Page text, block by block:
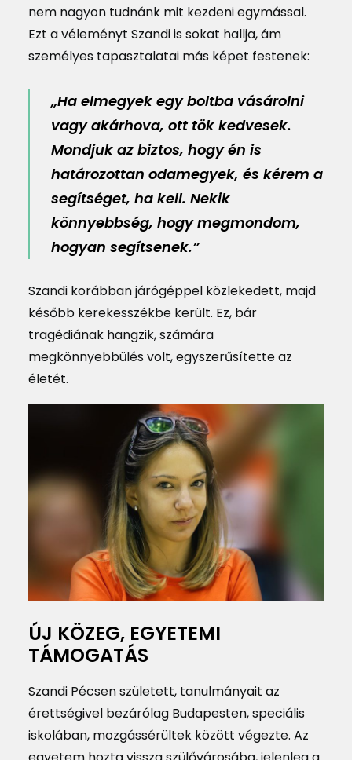
nem nagyon tudnánk mit kezdeni egymással.
Ezt a véleményt Szandi is sokat hallja, ám
személyes tapasztalatai más képet festenek:
„Ha elmegyek egy boltba vásárolni
vagy akárhova, ott tök kedvesek.
Mondjuk az biztos, hogy én is
határozottan odamegyek, és kérem a
segítséget, ha kell. Nekik
könnyebbség, hogy megmondom,
hogyan segítsenek.”
Szandi korábban járógéppel közlekedett, majd
később kerekesszékbe került. Ez, bár
tragédiának hangzik, számára
megkönnyebbülés volt, egyszerűsítette az
életét.
ÚJ KÖZEG, EGYETEMI
TÁMOGATÁS
Szandi Pécsen született, tanulmányait az
érettségivel bezárólag Budapesten, speciális
iskolában, mozgássérültek között végezte. Az